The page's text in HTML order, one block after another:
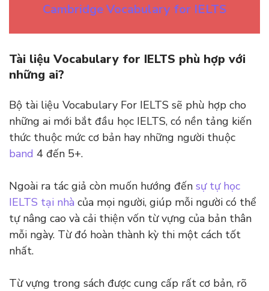
Cambridge Vocabulary for IELTS
Tài liệu Vocabulary for IELTS phù hợp với
những ai?
Bộ tài liệu Vocabulary For IELTS sẽ phù hợp cho
những ai mới bắt đầu học IELTS, có nền tảng kiến
thức thuộc mức cơ bản hay những người thuộc
band 4 đến 5+.
Ngoài ra tác giả còn muốn hướng đến sự tự học
IELTS tại nhà của mọi người, giúp mỗi người có thể
tự nâng cao và cải thiện vốn từ vựng của bản thân
mỗi ngày. Từ đó hoàn thành kỳ thi một cách tốt
nhất.
Từ vựng trong sách được cung cấp rất cơ bản, rõ